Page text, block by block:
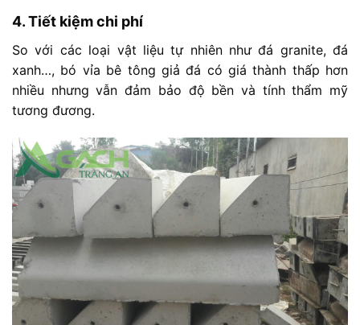
4.Tiết kiệmchi phí
Sovới các loại vật liệutự nhiên nhưđá granite,đá
xanh…, bó vỉa bê tông giảđá có giáthành thấp hơn
nhiều nhưngvẫnđảm bảo độ bền và tínhthẩm mỹ
tương đương.